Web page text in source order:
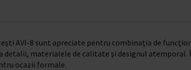
AVI-8 sunt apreciate pentru combinația de
detalii, materialele de calitate și designul
ocazii formale.